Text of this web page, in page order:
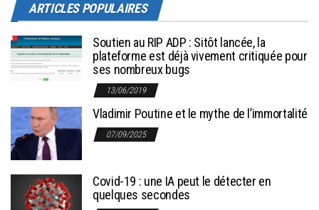
ARTICLES POPULAIRES
Soutien au RIP ADP : Sitôt lancée, la
plateforme est déjà vivement critiquée pour
ses nombreux bugs
13/06/2019
Vladimir Poutine et le mythe de l’immortalité
07/09/2025
Covid-19 : une IA peut le détecter en
quelques secondes